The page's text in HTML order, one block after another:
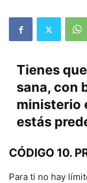
Tienes
sana, con
ministerio
estás
CÓDIGO 10.
Para ti no hay